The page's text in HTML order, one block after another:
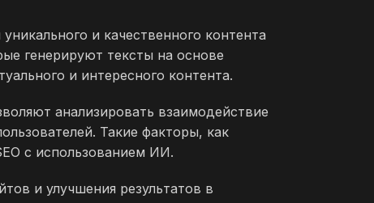
и качественного контента
генерируют тексты на основе
и интересного контента.
анализировать взаимодействие
Такие факторы, как
с использованием ИИ.
и улучшения результатов в